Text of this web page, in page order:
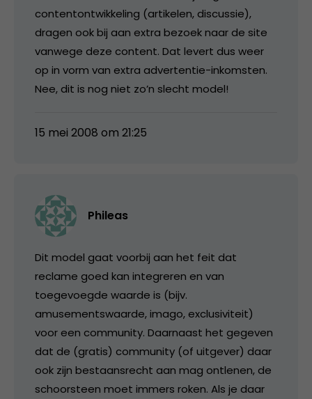
contentontwikkeling (artikelen, discussie),
dragen ook bij aan extra bezoek naar de site
vanwege deze content. Dat levert dus weer
op in vorm van extra advertentie-inkomsten.
Nee, dit is nog niet zo’n slecht model!
15 mei 2008 om 21:25
Phileas
Dit model gaat voorbij aan het feit dat
reclame goed kan integreren en van
toegevoegde waarde is (bijv.
amusementswaarde, imago, exclusiviteit)
voor een community. Daarnaast het gegeven
dat de (gratis) community (of uitgever) daar
ook zijn bestaansrecht aan mag ontlenen, de
schoorsteen moet immers roken. Als je daar